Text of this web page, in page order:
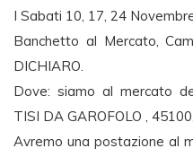
I Sabati 10, 17, 24
Banchetto al Mercato,
DICHIARO.
Dove: siamo al mercato
TISI DA GAROFOLO ,
Avremo una postazione al